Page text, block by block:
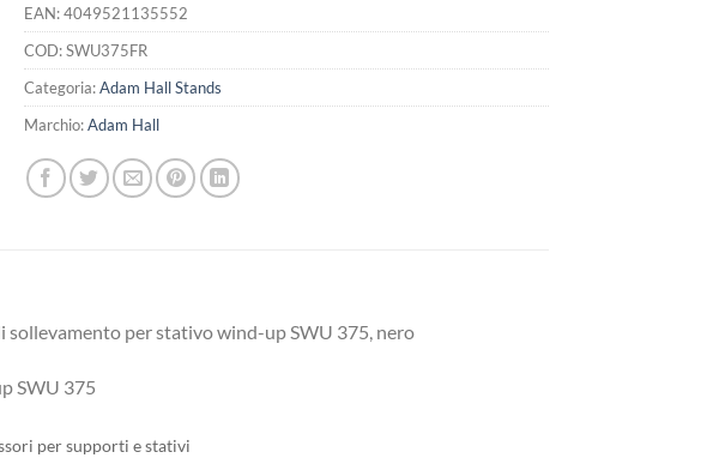
EAN:4049521135552
COD:SWU375FR
Categoria:Adam Hall Stands
Marchio:Adam Hall
sollevamento per stativo wind-up SWU 375, nero
SWU 375
per supporti e stativi